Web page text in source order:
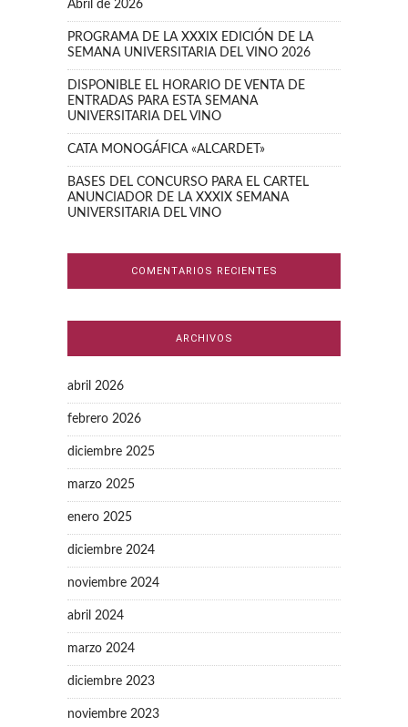
Abril de 2026
PROGRAMA DE LA XXXIX EDICIÓN DE LA
SEMANA UNIVERSITARIA DEL VINO 2026
DISPONIBLE EL HORARIO DE VENTA DE
ENTRADAS PARA ESTA SEMANA
UNIVERSITARIA DEL VINO
CATA MONOGÁFICA «ALCARDET»
BASES DEL CONCURSO PARA EL CARTEL
ANUNCIADOR DE LA XXXIX SEMANA
UNIVERSITARIA DEL VINO
COMENTARIOS RECIENTES
ARCHIVOS
abril 2026
febrero 2026
diciembre 2025
marzo 2025
enero 2025
diciembre 2024
noviembre 2024
abril 2024
marzo 2024
diciembre 2023
noviembre 2023